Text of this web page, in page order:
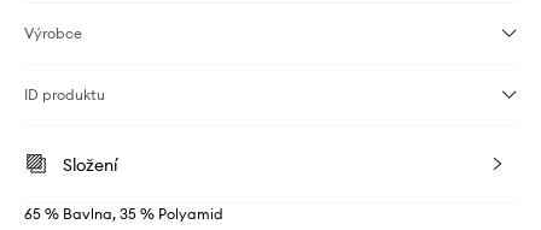
Výrobce
ID produktu
Složení
65 % Bavlna, 35 % Polyamid